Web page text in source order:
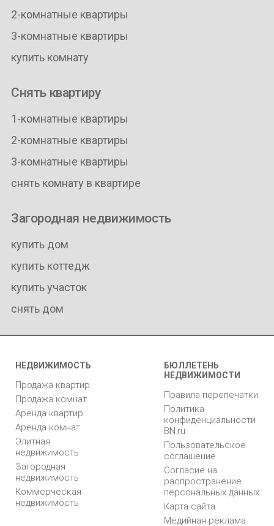
2-комнатные квартиры
3-комнатные квартиры
купить комнату
Снять квартиру
1-комнатные квартиры
2-комнатные квартиры
3-комнатные квартиры
снять комнату в квартире
Загородная недвижимость
купить дом
купить коттедж
купить участок
снять дом
НЕДВИЖИМОСТЬ
Продажа квартир
Продажа комнат
Аренда квартир
Аренда комнат
Элитная
недвижимость
Загородная
недвижимость
Коммерческая
недвижимость
БЮЛЛЕТЕНЬ
НЕДВИЖИМОСТИ
Правила перепечатки
Политика
конфиденциальности
BN.ru
Пользовательское
соглашение
Согласие на
распространение
персональных данных
Карта сайта
Медийная реклама